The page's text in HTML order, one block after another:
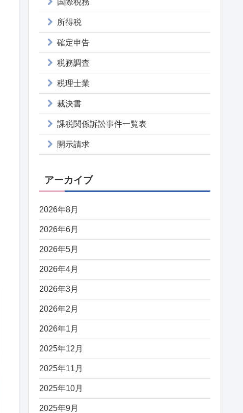
国際税務
所得税
確定申告
税務調査
税理士業
裁決書
課税関係訴訟事件一覧表
開示請求
アーカイブ
2026年8月
2026年6月
2026年5月
2026年4月
2026年3月
2026年2月
2026年1月
2025年12月
2025年11月
2025年10月
2025年9月